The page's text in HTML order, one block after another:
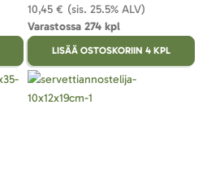
(sis. 25.5% ALV)
10,45 €
Varastossa 274 kpl
LISÄÄ OSTOSKORIIN 4 KPL